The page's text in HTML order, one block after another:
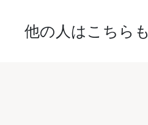
他の人はこちら